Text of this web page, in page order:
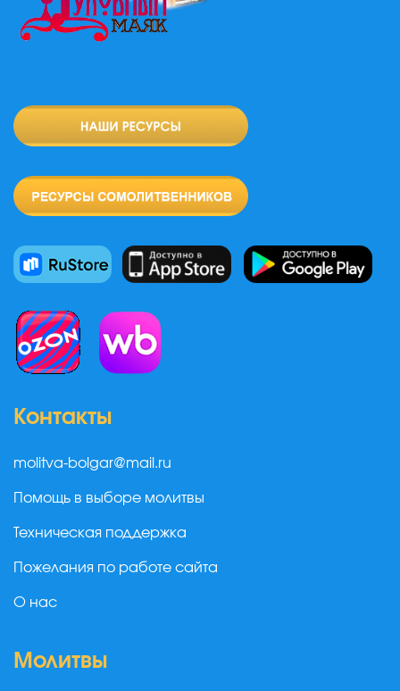
Контакты
molitva-bolgar@mail.ru
Помощь в выборе молитвы
Техническая поддержка
Пожелания по работе сайта
О нас
Молитвы